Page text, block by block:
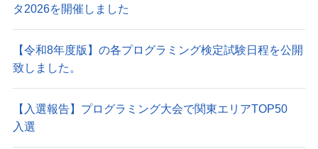
タ2026を開催しました
【令和8年度版】の各プログラミング検定試験日程を公開
致しました。
【入選報告】プログラミング大会で関東エリアTOP50
入選